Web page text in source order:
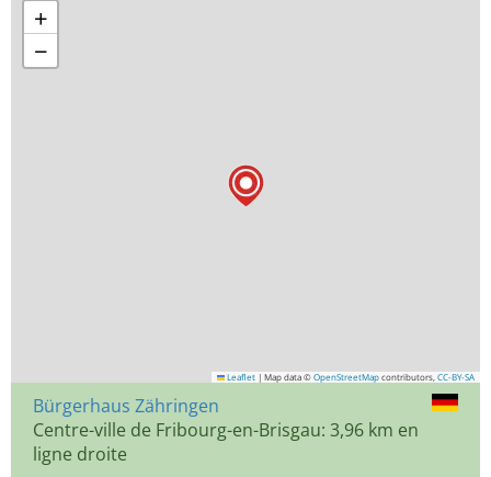
+
−
Leaflet | Map data © OpenStreetMap contributors, CC-BY-SA
Bürgerhaus Zähringen
Centre-ville de Fribourg-en-Brisgau: 3,96 km en
ligne droite